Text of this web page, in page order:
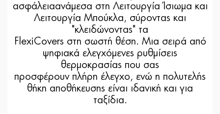
ασφάλειαανάμεσα στη Λειτουργία Ίσιωμα και
Λειτουργία Μπούκλα, σύροντας και
"κλειδώνοντας" τα
FlexiCovers στη σωστή θέση. Μια σειρά από
ψηφιακά ελεγχόμενες ρυθμίσεις
θερμοκρασίας που σας
προσφέρουν πλήρη έλεγχο, ενώ η πολυτελής
θήκη αποθήκευσης είναι ιδανική και για
ταξίδια.